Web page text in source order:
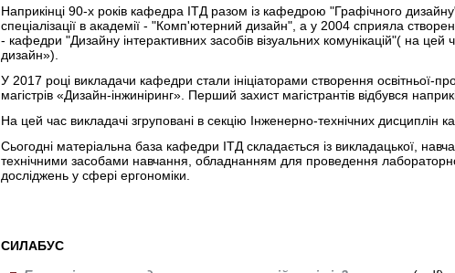
Наприкінці 90-х років кафедра ІТД разом із кафедрою "Графічного
спеціалізації в академії - "Комп'ютерний дизайн", а у 2004 сприяла
- кафедри "Дизайну інтерактивних засобів візуальних комунікацій"( на
дизайн»).
У 2017 році викладачи кафедри стали ініціаторами створення освітньої-
магістрів «Дизайн-інжиніринг». Перший захист магістрантів відбувся
На цей час викладачі згруповані в секцію Інженерно-технічних дисциплін
Сьогодні матеріальна база кафедри ІТД складається із викладацької,
технічними засобами навчання, обладнанням для проведення
досліджень у сфері ергономіки.
СИЛАБУС